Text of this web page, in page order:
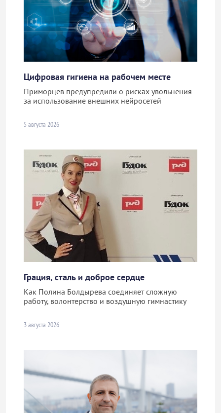
Цифровая гигиена на рабочем месте
Приморцев предупредили о рисках увольнения
за использование внешних нейросетей
5 августа 2026
Грация, сталь и доброе сердце
Как Полина Болдырева соединяет сложную
работу, волонтерство и воздушную гимнастику
3 августа 2026